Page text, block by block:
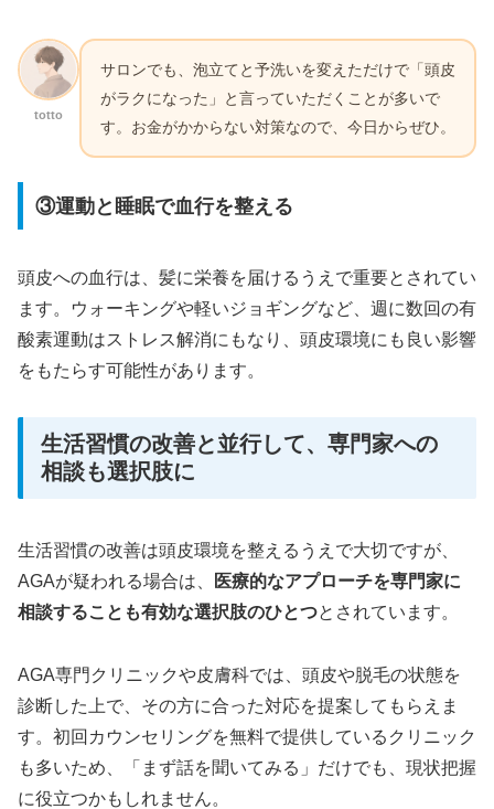
totto
サロンでも、泡立てと予洗いを変えただけで「頭皮
がラクになった」と言っていただくことが多いで
す。お金がかからない対策なので、今日からぜひ。
③運動と睡眠で血行を整える
頭皮への血行は、髪に栄養を届けるうえで重要とされてい
ます。ウォーキングや軽いジョギングなど、週に数回の有
酸素運動はストレス解消にもなり、頭皮環境にも良い影響
をもたらす可能性があります。
生活習慣の改善と並行して、専門家への
相談も選択肢に
生活習慣の改善は頭皮環境を整えるうえで大切ですが、
AGAが疑われる場合は、
医療的なアプローチを専門家に
相談することも有効な選択肢のひとつとされています。
AGA専門クリニックや皮膚科では、頭皮や脱毛の状態を
診断した上で、その方に合った対応を提案してもらえま
す。初回カウンセリングを無料で提供しているクリニック
も多いため、「まず話を聞いてみる」だけでも、現状把握
に役立つかもしれません。